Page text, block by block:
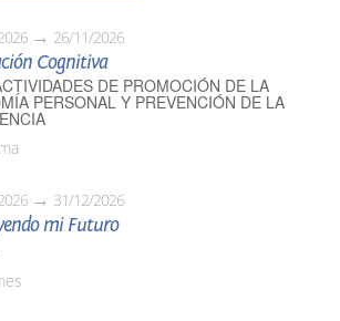
26/11/2026
Cognitiva
DE PROMOCIÓN DE LA
PERSONAL Y PREVENCIÓN DE LA
31/12/2026
mi Futuro